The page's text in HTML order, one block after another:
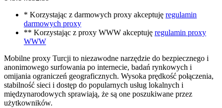
* Korzystając z darmowych proxy akceptuję regulamin
darmowych proxy
** Korzystając z proxy WWW akceptuję regulamin proxy
WWW
Mobilne proxy Turcji to niezawodne narzędzie do bezpiecznego i
anonimowego surfowania po internecie, badań rynkowych i
omijania ograniczeń geograficznych. Wysoka prędkość połączenia,
stabilność sieci i dostęp do popularnych usług lokalnych i
międzynarodowych sprawiają, że są one poszukiwane przez
użytkowników.